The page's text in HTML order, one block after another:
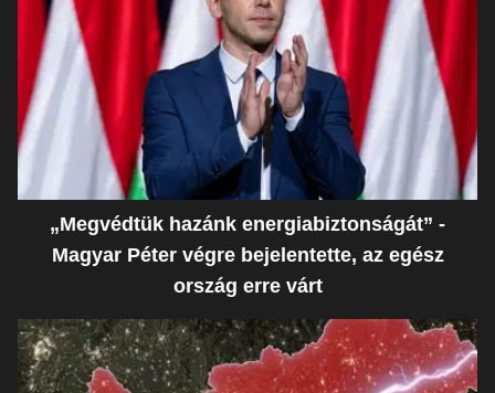
„Megvédtük hazánk energiabiztonságát” -
Magyar Péter végre bejelentette, az egész
ország erre várt